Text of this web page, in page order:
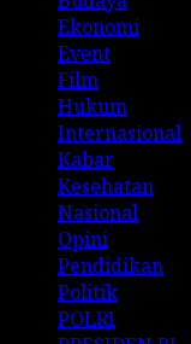
Ekonomi
Event
Film
Hukum
Internasional
Kabar
Kesehatan
Nasional
Opini
Pendidikan
Politik
POLRI